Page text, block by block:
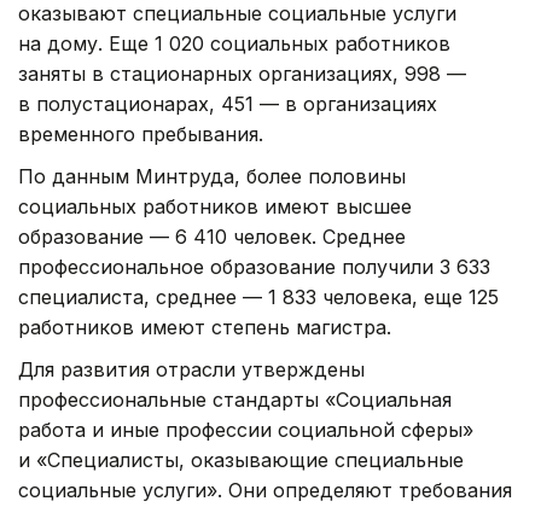
оказывают специальные социальные услуги
на дому. Еще 1 020 социальных работников
заняты в стационарных организациях, 998 —
в полустационарах, 451 — в организациях
временного пребывания.
По данным Минтруда, более половины
социальных работников имеют высшее
образование — 6 410 человек. Среднее
профессиональное образование получили 3 633
специалиста, среднее — 1 833 человека, еще 125
работников имеют степень магистра.
Для развития отрасли утверждены
профессиональные стандарты «Социальная
работа и иные профессии социальной сферы»
и «Специалисты, оказывающие специальные
социальные услуги». Они определяют требования